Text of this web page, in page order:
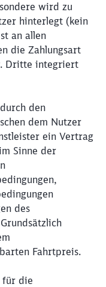
wird zu
hinterlegt (kein
an allen
die Zahlungsart
Dritte integriert
den
dem Nutzer
ein Vertrag
Sinne der
des
Fahrtpreis.
für die